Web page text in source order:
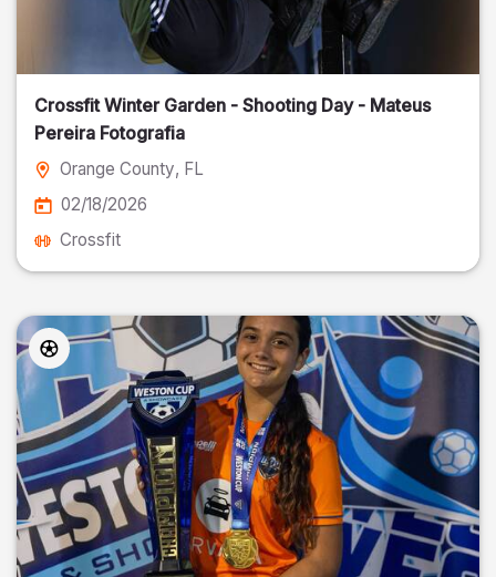
Crossfit Winter Garden - Shooting Day - Mateus
Pereira Fotografia
Orange County, FL
02/18/2026
Crossfit